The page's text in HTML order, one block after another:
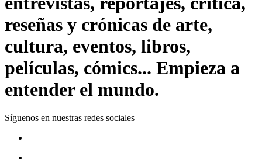
reseñas y crónicas de arte,
cultura, eventos, libros,
películas, cómics... Empieza a
entender el mundo.
Síguenos en nuestras redes sociales